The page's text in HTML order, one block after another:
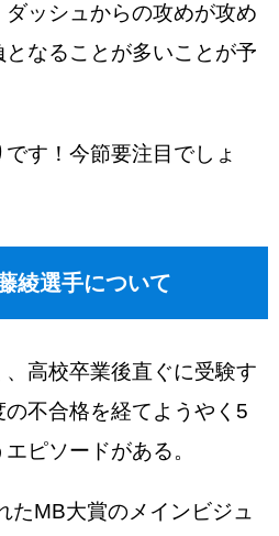
ッシュからの攻めが攻め
なることが多いことが予
す！今節要注目でしょ
綾選手について
高校卒業後直ぐに受験す
不合格を経てようやく5
ピソードがある。
たMB大賞のメインビジュ